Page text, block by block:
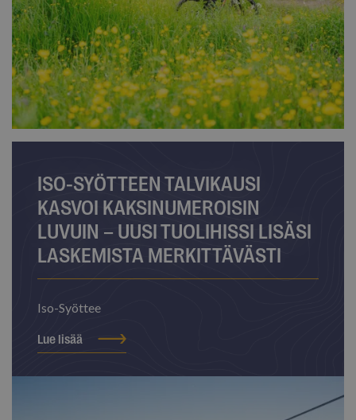
ISO-SYÖTTEEN TALVIKAUSI
KASVOI KAKSINUMEROISIN
LUVUIN – UUSI TUOLIHISSI LISÄSI
LASKEMISTA MERKITTÄVÄSTI
Iso-Syöttee
Lue lisää